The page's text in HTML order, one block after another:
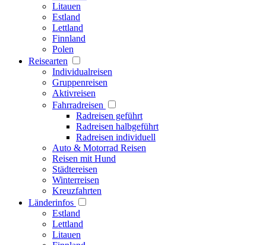
Litauen
Estland
Lettland
Finnland
Polen
Reisearten
Individualreisen
Gruppenreisen
Aktivreisen
Fahrradreisen
Radreisen geführt
Radreisen halbgeführt
Radreisen individuell
Auto & Motorrad Reisen
Reisen mit Hund
Städtereisen
Winterreisen
Kreuzfahrten
Länderinfos
Estland
Lettland
Litauen